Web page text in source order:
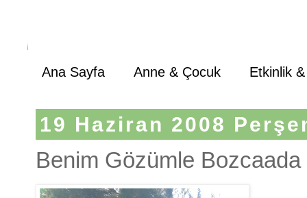
Ana Sayfa Anne & Çocuk Etkinlik
19 Haziran 2008
Benim Gözümle Bozcaada